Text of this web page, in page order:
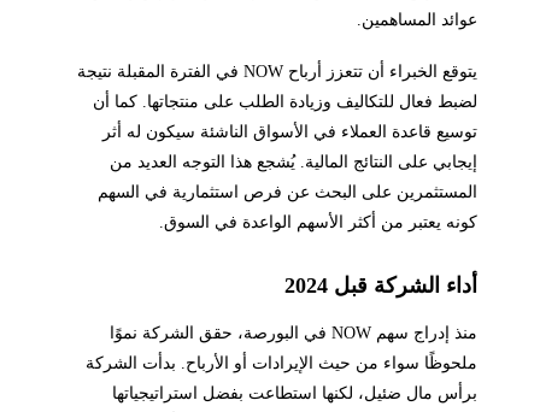
عوائد المساهمين.
يتوقع الخبراء أن تتعزز أرباح NOW في الفترة المقبلة نتيجة
لضبط فعال للتكاليف وزيادة الطلب على منتجاتها. كما أن
توسيع قاعدة العملاء في الأسواق الناشئة سيكون له أثر
إيجابي على النتائج المالية. يُشجع هذا التوجه العديد من
المستثمرين على البحث عن فرص استثمارية في السهم
كونه يعتبر من أكثر الأسهم الواعدة في السوق.
أداء الشركة قبل 2024
منذ إدراج سهم NOW في البورصة، حقق الشركة نموًا
ملحوظًا سواء من حيث الإيرادات أو الأرباح. بدأت الشركة
برأس مال ضئيل، لكنها استطاعت بفضل استراتيجياتها